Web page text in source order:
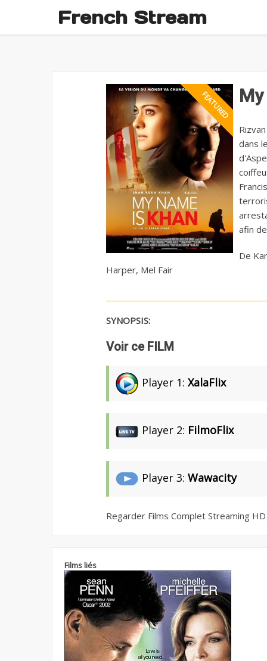
French Stream
dans
afin
De
Harper, Mel Fair
SYNOPSIS:
Voir ce FILM
Player 1: XalaFlix
Player 2: FilmoFlix
Player 3: Wawacity
Regarder Films Complet Streaming
Films liés